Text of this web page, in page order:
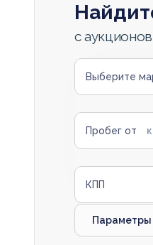
с
Выберите
Пробег от
КПП
Параметры